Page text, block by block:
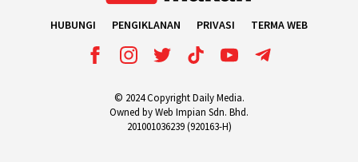
HUBUNGI PENGIKLANAN PRIVASI TERMA WEB
© 2024 Copyright Daily Media.
Owned by Web Impian Sdn. Bhd.
201001036239 (920163-H)